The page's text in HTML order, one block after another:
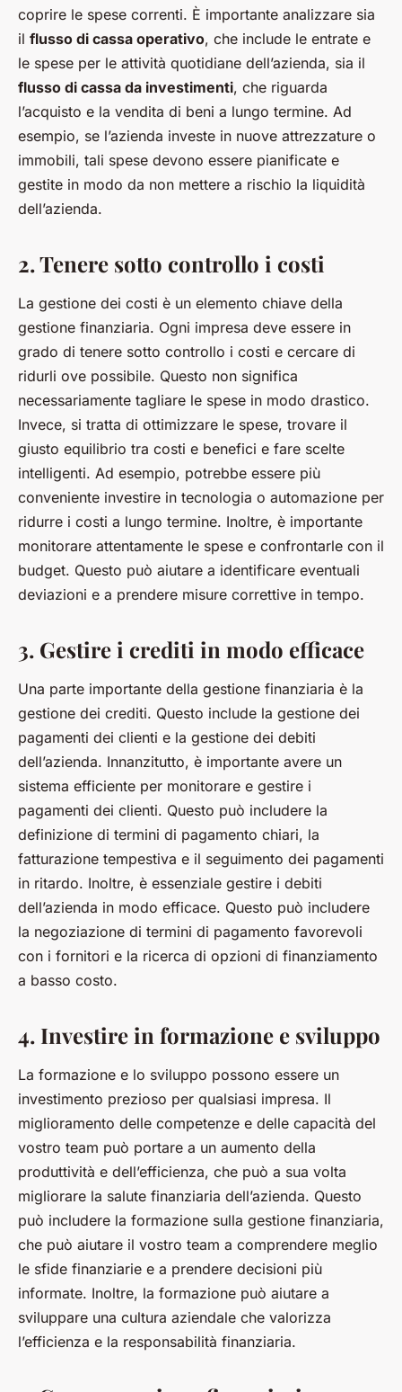
coprire le spese correnti. È importante analizzare sia
il flusso di cassa operativo, che include le entrate e
le spese per le attività quotidiane dell’azienda, sia il
flusso di cassa da investimenti, che riguarda
l’acquisto e la vendita di beni a lungo termine. Ad
esempio, se l’azienda investe in nuove attrezzature o
immobili, tali spese devono essere pianificate e
gestite in modo da non mettere a rischio la liquidità
dell’azienda.
2. Tenere sotto controllo i costi
La gestione dei costi è un elemento chiave della
gestione finanziaria. Ogni impresa deve essere in
grado di tenere sotto controllo i costi e cercare di
ridurli ove possibile. Questo non significa
necessariamente tagliare le spese in modo drastico.
Invece, si tratta di ottimizzare le spese, trovare il
giusto equilibrio tra costi e benefici e fare scelte
intelligenti. Ad esempio, potrebbe essere più
conveniente investire in tecnologia o automazione per
ridurre i costi a lungo termine. Inoltre, è importante
monitorare attentamente le spese e confrontarle con il
budget. Questo può aiutare a identificare eventuali
deviazioni e a prendere misure correttive in tempo.
3. Gestire i crediti in modo efficace
Una parte importante della gestione finanziaria è la
gestione dei crediti. Questo include la gestione dei
pagamenti dei clienti e la gestione dei debiti
dell’azienda. Innanzitutto, è importante avere un
sistema efficiente per monitorare e gestire i
pagamenti dei clienti. Questo può includere la
definizione di termini di pagamento chiari, la
fatturazione tempestiva e il seguimento dei pagamenti
in ritardo. Inoltre, è essenziale gestire i debiti
dell’azienda in modo efficace. Questo può includere
la negoziazione di termini di pagamento favorevoli
con i fornitori e la ricerca di opzioni di finanziamento
a basso costo.
4. Investire in formazione e sviluppo
La formazione e lo sviluppo possono essere un
investimento prezioso per qualsiasi impresa. Il
miglioramento delle competenze e delle capacità del
vostro team può portare a un aumento della
produttività e dell’efficienza, che può a sua volta
migliorare la salute finanziaria dell’azienda. Questo
può includere la formazione sulla gestione finanziaria,
che può aiutare il vostro team a comprendere meglio
le sfide finanziarie e a prendere decisioni più
informate. Inoltre, la formazione può aiutare a
sviluppare una cultura aziendale che valorizza
l’efficienza e la responsabilità finanziaria.